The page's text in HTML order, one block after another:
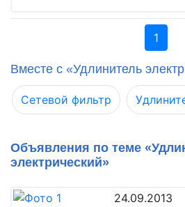
1
Вместе с «Удлинитель
Сетевой фильтр
Объявления по теме
электрический»
24.09.2013